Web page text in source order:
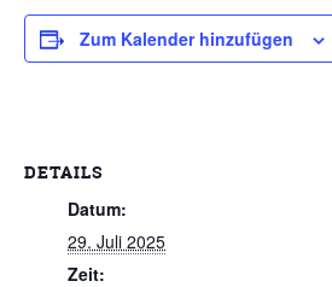
Zum Kalender hinzufügen
DETAILS
Datum:
29. Juli 2025
Zeit: